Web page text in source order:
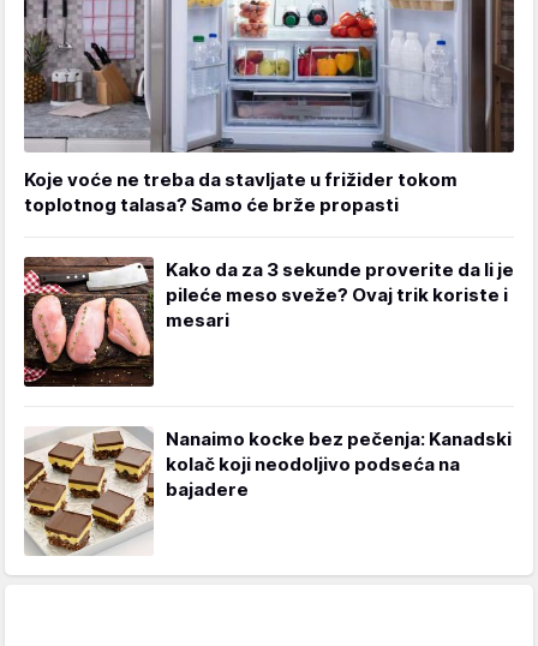
Koje voće ne treba da stavljate u frižider tokom
toplotnog talasa? Samo će brže propasti
Kako da za 3 sekunde proverite da li je
pileće meso sveže? Ovaj trik koriste i
mesari
Nanaimo kocke bez pečenja: Kanadski
kolač koji neodoljivo podseća na
bajadere